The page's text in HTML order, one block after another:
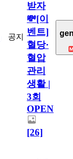
공지
받자
💸[이
벤트]
혈당·
혈압
관리
생활 |
3회
OPEN
[26]